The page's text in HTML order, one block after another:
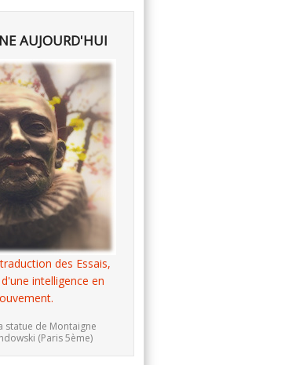
AUJOURD'HUI
des Essais,
intelligence en
statue de Montaigne
(Paris 5ème)